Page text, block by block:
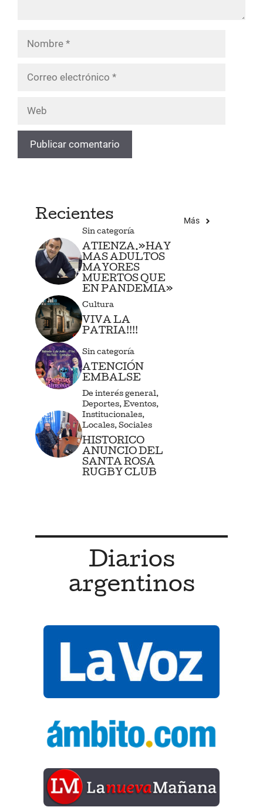
Nombre
Recientes Más
Sin categoría
ATIENZA.»HAY
MAS ADULTOS
MAYORES
MUERTOS QUE
EN PANDEMIA»
Cultura
VIVA LA
PATRIA!!!!
Sin categoría
ATENCIÓN
EMBALSE
De interés general,
Deportes, Eventos,
Institucionales,
Locales, Sociales
HISTORICO
ANUNCIO DEL
SANTA ROSA
RUGBY CLUB
Diarios
argentinos